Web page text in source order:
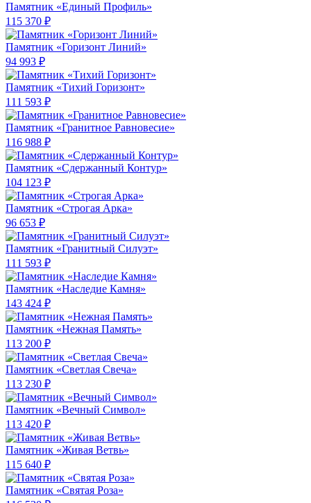
Памятник «Единый Профиль»
115 370 ₽
Памятник «Горизонт Линий»
94 993 ₽
Памятник «Тихий Горизонт»
111 593 ₽
Памятник «Гранитное Равновесие»
116 988 ₽
Памятник «Сдержанный Контур»
104 123 ₽
Памятник «Строгая Арка»
96 653 ₽
Памятник «Гранитный Силуэт»
111 593 ₽
Памятник «Наследие Камня»
143 424 ₽
Памятник «Нежная Память»
113 200 ₽
Памятник «Светлая Свеча»
113 230 ₽
Памятник «Вечный Символ»
113 420 ₽
Памятник «Живая Ветвь»
115 640 ₽
Памятник «Святая Роза»